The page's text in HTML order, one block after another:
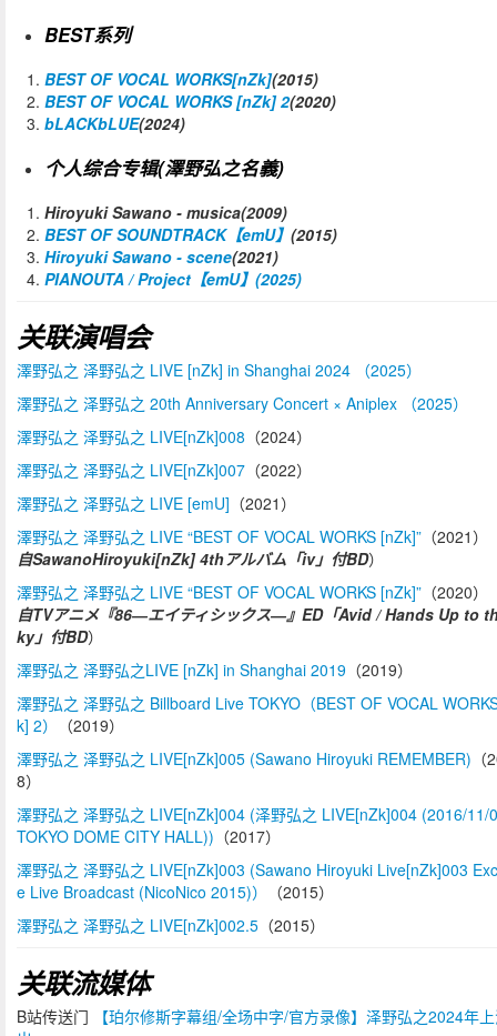
BEST系列
BEST OF VOCAL WORKS[nZk](2015)
BEST OF VOCAL WORKS [nZk] 2(2020)
bLACKbLUE(2024)
个人综合专辑(澤野弘之名義)
Hiroyuki Sawano - musica(2009)
BEST OF SOUNDTRACK【emU】 (2015)
Hiroyuki Sawano - scene(2021)
PIANOUTA / Project【emU】(2025)
关联演唱会
澤野弘之 泽野弘之 LIVE [nZk] in Shanghai 2024 （2025）
澤野弘之 泽野弘之 20th Anniversary Concert × Aniplex （2025）
澤野弘之 泽野弘之 LIVE[nZk]008 （2024）
澤野弘之 泽野弘之 LIVE[nZk]007 （2022）
澤野弘之 泽野弘之 LIVE [emU] （2021）
澤野弘之 泽野弘之 LIVE “BEST OF VOCAL WORKS [nZk]” （2021）
自SawanoHiroyuki[nZk] 4thアルバム「iv」付BD）
澤野弘之 泽野弘之 LIVE “BEST OF VOCAL WORKS [nZk]” （2020）
自TVアニメ『86―エイティシックス―』ED「Avid / Hands Up to
ky」付BD）
澤野弘之 泽野弘之LIVE [nZk] in Shanghai 2019 （2019）
澤野弘之 泽野弘之 Billboard Live TOKYO（BEST OF VOCAL
k] 2）
（2019）
澤野弘之 泽野弘之 LIVE[nZk]005 (Sawano Hiroyuki REMEMBER)
8）
澤野弘之 泽野弘之 LIVE[nZk]004 (泽野弘之 LIVE[nZk]004 (2016/11/
TOKYO DOME CITY HALL)) （2017）
澤野弘之 泽野弘之 LIVE[nZk]003 (Sawano Hiroyuki Live[nZk]003
e Live Broadcast (NicoNico 2015)）
（2015）
澤野弘之 泽野弘之 LIVE[nZk]002.5 （2015）
关联流媒体
B站传送门
【珀尔修斯字幕组/全场中字/官方录像】泽野弘之2024年